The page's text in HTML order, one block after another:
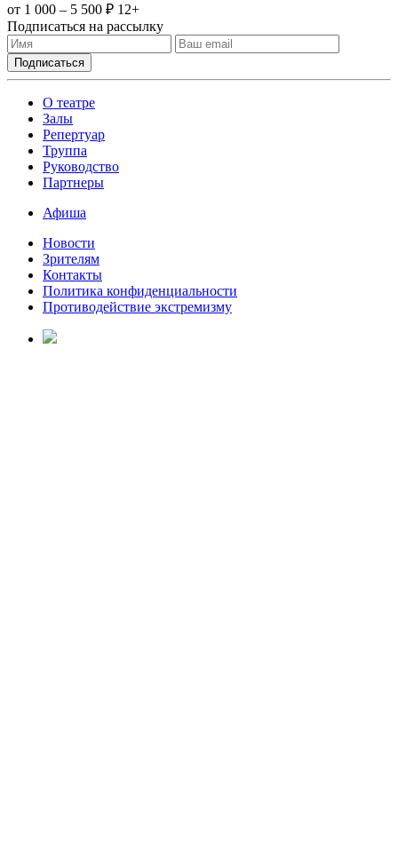
от 1 000 – 5 500 ₽ 12+
Подписаться на рассылку
О театре
Залы
Репертуар
Труппа
Руководство
Партнеры
Афиша
Новости
Зрителям
Контакты
Политика конфиденциальности
Противодействие экстремизму